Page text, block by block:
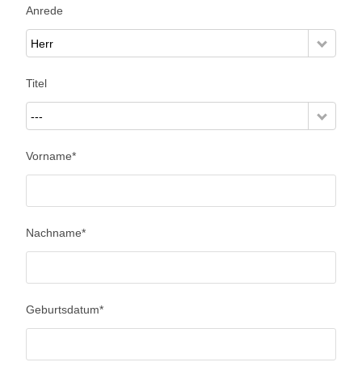
Anrede
Herr
Titel
---
Vorname*
Nachname*
Geburtsdatum*